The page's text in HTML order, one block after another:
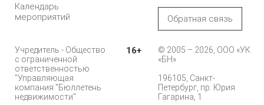
Календарь
мероприятий
Обратная связь
Учредитель - Общество
с ограниченной
ответственностью
"Управляющая
компания "Бюллетень
недвижимости"
16+
© 2005 – 2026, ООО «УК
«БН»
196105, Санкт-
Петербург, пр. Юрия
Гагарина, 1